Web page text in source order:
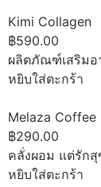
Kimi Collagen
฿590.00
ผลิตภัณฑ์เสริมอ
หยิบใส่ตะกร้า
Melaza Coffee
฿290.00
คลั่งผอม แต่รัก
หยิบใส่ตะกร้า